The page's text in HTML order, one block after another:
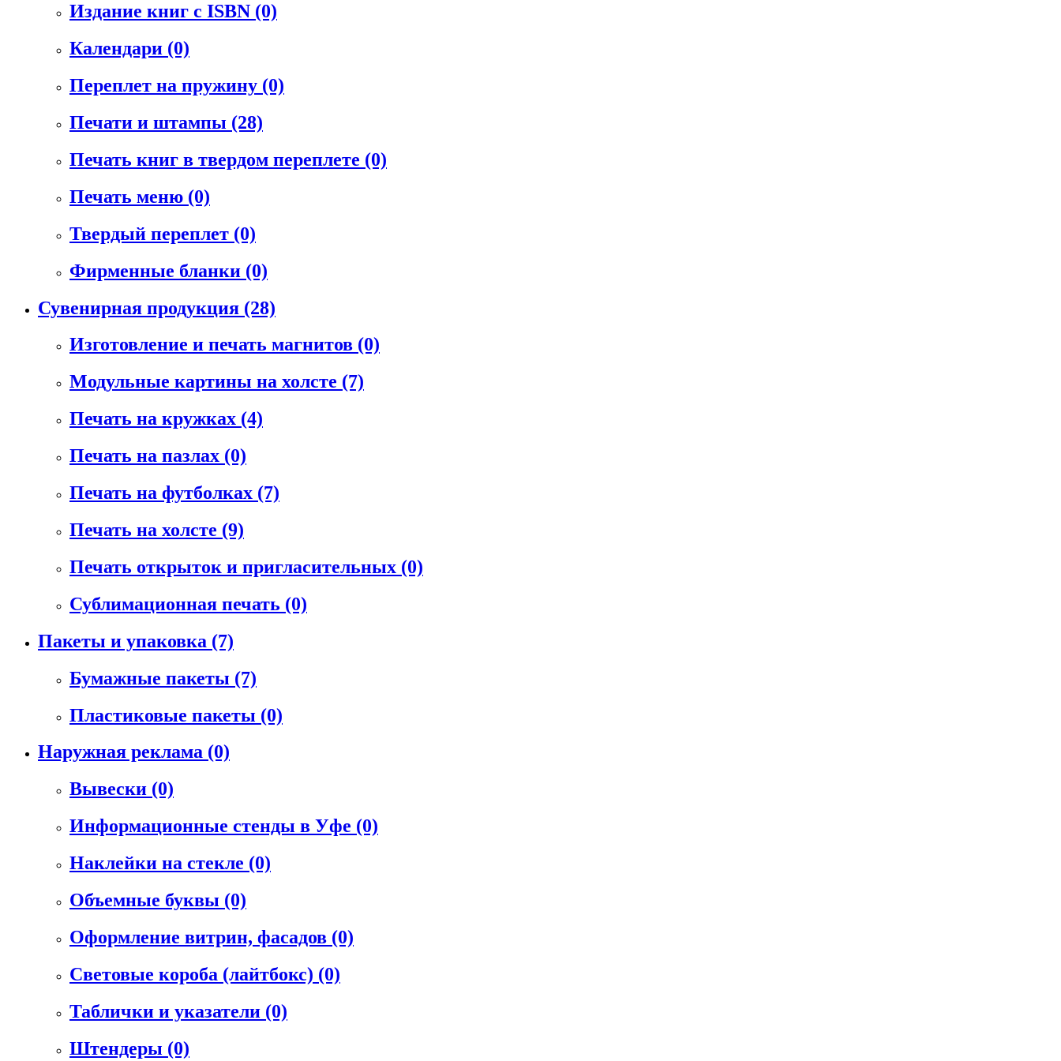
Издание книг с ISBN (0)
Календари (0)
Переплет на пружину (0)
Печати и штампы (28)
Печать книг в твердом переплете (0)
Печать меню (0)
Твердый переплет (0)
Фирменные бланки (0)
Сувенирная продукция (28)
Изготовление и печать магнитов (0)
Модульные картины на холсте (7)
Печать на кружках (4)
Печать на пазлах (0)
Печать на футболках (7)
Печать на холсте (9)
Печать открыток и пригласительных (0)
Сублимационная печать (0)
Пакеты и упаковка (7)
Бумажные пакеты (7)
Пластиковые пакеты (0)
Наружная реклама (0)
Вывески (0)
Информационные стенды в Уфе (0)
Наклейки на стекле (0)
Объемные буквы (0)
Оформление витрин, фасадов (0)
Световые короба (лайтбокс) (0)
Таблички и указатели (0)
Штендеры (0)